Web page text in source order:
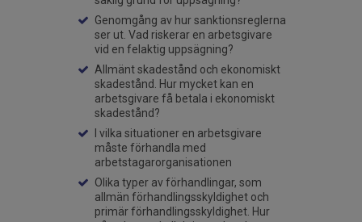
Genomgång av hur sanktionsreglerna
ser ut. Vad riskerar en arbetsgivare
vid en felaktig uppsägning?
Allmänt skadestånd och ekonomiskt
skadestånd. Hur mycket kan en
arbetsgivare få betala i ekonomiskt
skadestånd?
I vilka situationer en arbetsgivare
måste förhandla med
arbetstagarorganisationen
Olika typer av förhandlingar, som
allmän förhandlingsskyldighet och
primär förhandlingsskyldighet. Hur